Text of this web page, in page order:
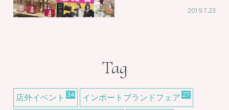
2019.7.23
Tag
店外イベント 34 インポートブランドフェア 27